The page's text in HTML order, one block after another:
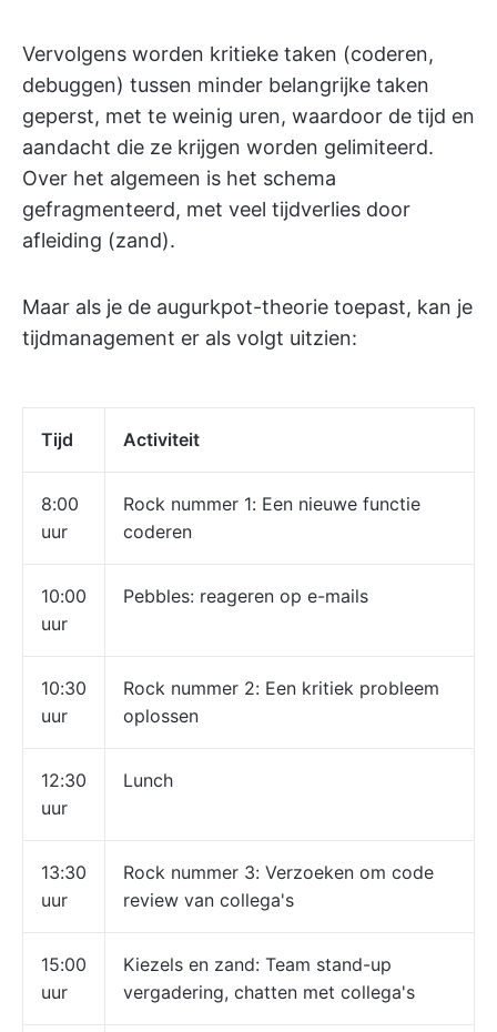
Vervolgens worden kritieke taken (coderen,
debuggen) tussen minder belangrijke taken
geperst, met te weinig uren, waardoor de tijd en
aandacht die ze krijgen worden gelimiteerd.
Over het algemeen is het schema
gefragmenteerd, met veel tijdverlies door
afleiding (zand).
Maar als je de augurkpot-theorie toepast, kan je
tijdmanagement er als volgt uitzien:
Tijd Activiteit
8:00
uur
Rock nummer 1: Een nieuwe functie
coderen
10:00
uur
Pebbles: reageren op e-mails
10:30
uur
Rock nummer 2: Een kritiek probleem
oplossen
12:30
uur
Lunch
13:30
uur
Rock nummer 3: Verzoeken om code
review van collega's
15:00
uur
Kiezels en zand: Team stand-up
vergadering, chatten met collega's